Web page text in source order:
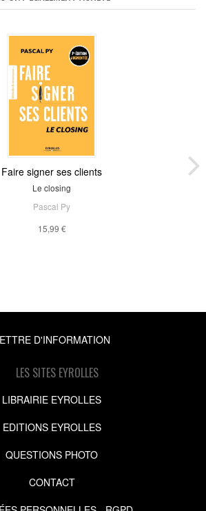
Faire signer ses clients
Le closing
Pascal Py
15,99 €
D'INFORMATION
LES SITES EYROLLES
LIBRAIRIE EYROLLES
EDITIONS EYROLLES
QUESTIONS PHOTO
CONTACT